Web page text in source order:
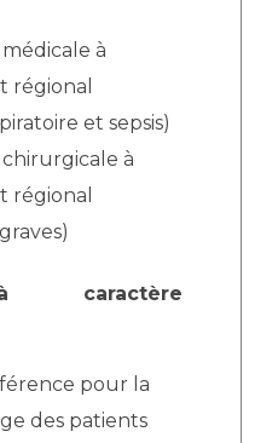
à
régional
et sepsis)
à
régional
caractère
pour la
des patients